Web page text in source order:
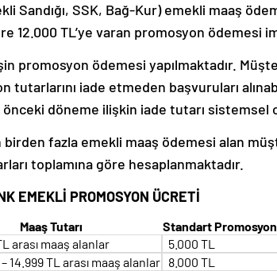
Sandığı, SSK, Bağ-Kur) emekli maaş
12.000 TL’ye varan promosyon ödemesi
promosyon ödemesi yapılmaktadır.
tutarlarını iade etmeden başvuruları
önceki döneme ilişkin iade tutarı
birden fazla emekli maaş ödemesi alan
toplamına göre hesaplanmaktadır.
EMEKLİ PROMOSYON ÜCRETİ
Maaş Tutarı
Standart Promosyon
arası maaş alanlar
5.000 TL
14.999 TL arası maaş alanlar 8.000 TL